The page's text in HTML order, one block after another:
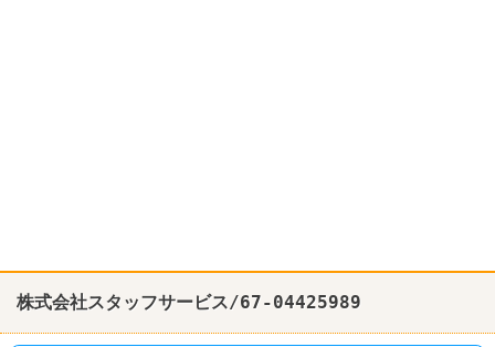
株式会社スタッフサービス/67-04425989